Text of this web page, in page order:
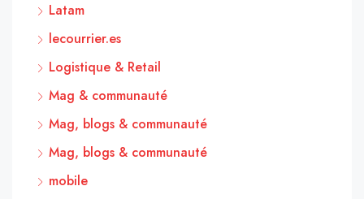
Latam
lecourrier.es
Logistique & Retail
Mag & communauté
Mag, blogs & communauté
Mag, blogs & communauté
mobile